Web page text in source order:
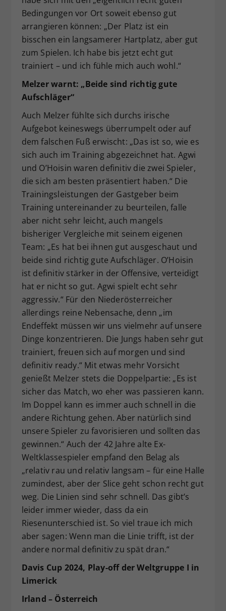
Bedingungen vor Ort soweit ebenso gut
arrangieren können: „Der Platz ist ein
bisschen ein langsamerer Hartplatz, aber gut
zum Spielen. Ich habe bis jetzt echt gut
trainiert – und ich fühle mich auch wohl.“
Melzer warnt: „Beide sind richtig gute
Aufschläger“
Auch Melzer fühlte sich durchs irische
Aufgebot keineswegs überrumpelt oder auf
dem falschen Fuß erwischt: „Das ist so, wie es
sich auch im Training abgezeichnet hat. Agwi
und O’Hoisin waren definitiv die zwei Spieler,
die sich am besten präsentiert haben.“ Die
Trainingsleistungen der Gastgeber beim
Training untereinander zu beurteilen, falle
aber nicht sehr leicht, auch mangels
bisheriger Vergleiche mit seinem eigenen
Team: „Es hat bei ihnen gut ausgeschaut und
beide sind richtig gute Aufschläger. O’Hoisin
ist definitiv stärker in der Offensive, verteidigt
hat er nicht so gut. Agwi spielt echt sehr
aggressiv.“ Für den Niederösterreicher
allerdings reine Nebensache, denn „im
Endeffekt müssen wir uns vielmehr auf unsere
Dinge konzentrieren. Die Jungs haben sehr gut
trainiert, freuen sich auf morgen und sind
definitiv ready.“ Mit etwas mehr Vorsicht
genießt Melzer stets die Doppelpartie: „Es ist
sicher das Match, wo eher was passieren kann.
Im Doppel kann es immer auch schnell in die
andere Richtung gehen. Aber natürlich sind
unsere Spieler zu favorisieren und sollten das
gewinnen.“ Auch der 42 Jahre alte Ex-
Weltklassespieler empfand den Belag als
„relativ rau und relativ langsam – für eine Halle
zumindest, aber der Slice geht schon recht gut
weg. Die Linien sind sehr schnell. Das gibt’s
leider immer wieder, dass da ein
Riesenunterschied ist. So viel traue ich mich
aber sagen: Wenn man die Linie trifft, ist der
andere normal definitiv zu spät dran.“
Davis Cup 2024, Play-off der Weltgruppe I in
Limerick
Irland – Österreich